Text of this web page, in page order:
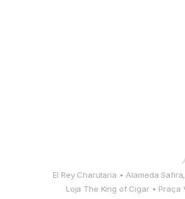
El Rey Charutaria • Alameda
Loja The King of Cigar • Praça